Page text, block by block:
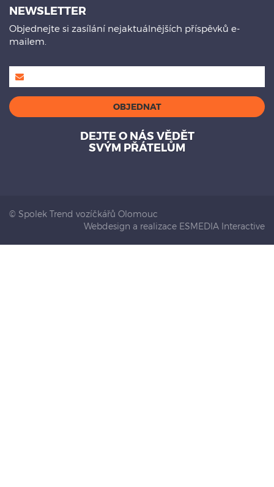
NEWSLETTER
Objednejte si zasílání nejaktuálnějších příspěvků e-
mailem.
DEJTE O NÁS VĚDĚT
SVÝM PŘÁTELŮM
© Spolek Trend vozíčkářů Olomouc
Webdesign a realizace ESMEDIA Interactive